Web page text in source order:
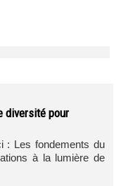
diversité pour
: Les fondements du
à la lumière de